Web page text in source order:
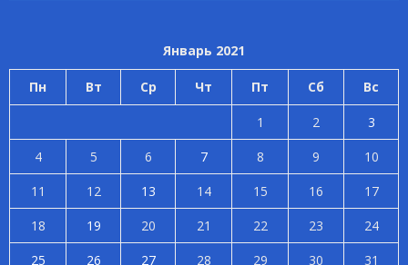
Январь 2021
Пн Вт Ср Чт Пт Сб Вс
1 2
3
4
5 6 7 8 9
10
11
12 13 14 15 16
17
18
19 20 21 22 23
24
25
26 27 28 29 30
31